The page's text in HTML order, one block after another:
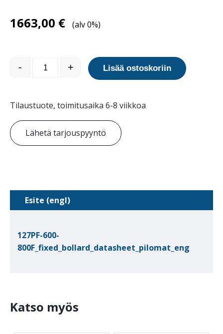
1663,00 € (alv 0%)
Törmäyspollari 127/PF Fixed määrä
- + Lisää ostoskoriin
Tilaustuote, toimitusaika 6-8 viikkoa
Lähetä tarjouspyyntö
Esite (engl)
127PF-600-
800F_fixed_bollard_datasheet_pilomat_eng
Katso myös